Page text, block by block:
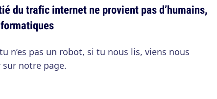
du trafic internet ne provient pas d’humains,
n’es pas un robot, si tu nous lis, viens nous
sur notre page.